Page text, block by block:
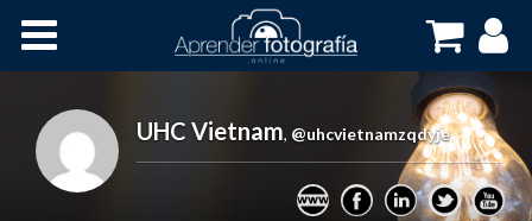
Cursos OnLine
UHC Vietnam, @uhcvietnamzqdyje